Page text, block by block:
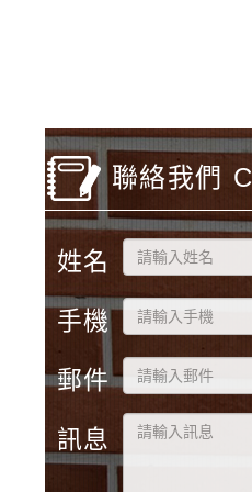
聯絡我們
姓名
手機
郵件
訊息